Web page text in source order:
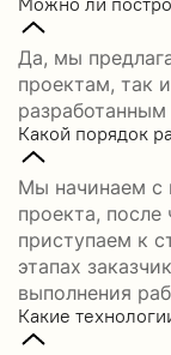
Да, мы
проектам, так
Какой порядок
Мы начинаем с
проекта,
приступаем к
этапах
выполнения
Какие